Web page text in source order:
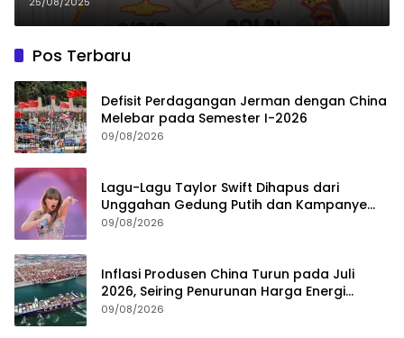
Pos Terbaru
Defisit Perdagangan Jerman dengan China
Melebar pada Semester I-2026
09/08/2026
Lagu-Lagu Taylor Swift Dihapus dari
Unggahan Gedung Putih dan Kampanye
Trump
09/08/2026
Inflasi Produsen China Turun pada Juli
2026, Seiring Penurunan Harga Energi
Global
09/08/2026